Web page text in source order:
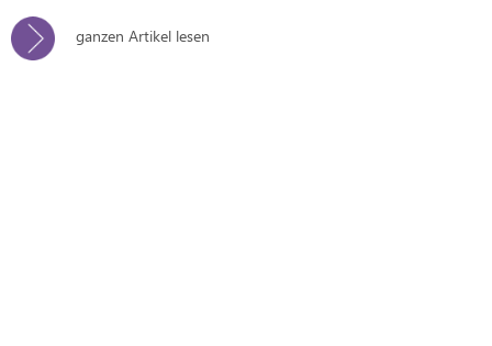
ganzen Artikel lesen